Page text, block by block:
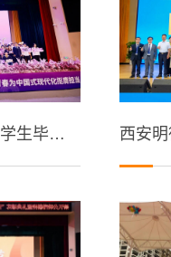
学校隆重举行2026届学生毕业典礼暨学位授予仪式